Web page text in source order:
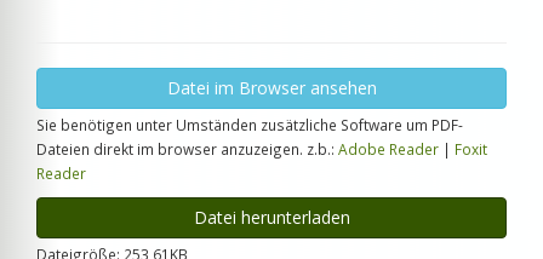
Datei im Browser ansehen
Sie benötigen unter Umständen zusätzliche Software um PDF-
Dateien direkt im browser anzuzeigen. z.b.: Adobe Reader | Foxit
Reader
Datei herunterladen
Dateigröße: 253,61KB